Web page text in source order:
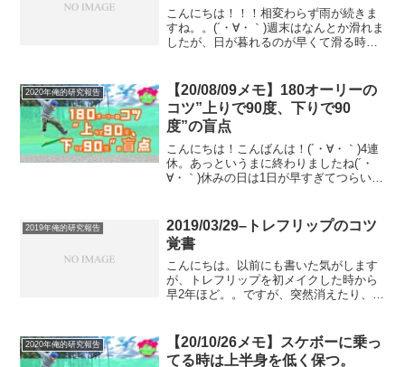
こんにちは！！！相変わらず雨が続きま
すね。。(´・∀・｀)週末はなんとか滑れま
したが、日が暮れるのが早くて滑る時間
れらをちゃんと実行できればスケートボ
ードが上達す...
2020年俺的研究報告
【20/08/09メモ】180オーリーの
コツ”上りで90度、下りで90
度”の盲点
こんにちは！こんばんは！(´・∀・｀)4連
休。あっというまに終わりましたね(´・
∀・｀)休みの日は1日が早すぎてつらいで
ブログｶｷｶｷ中です(´・∀・｀)ってな感...
2019年俺的研究報告
2019/03/29–トレフリップのコツ
覚書
こんにちは。以前にも書いた気がします
が、トレフリップを初メイクした時から
早2年ほど。。ですが、突然消えたり、ま
ず、また消えないかビクビクしながら模
索中でございます。2週間...
2020年俺的研究報告
【20/10/26メモ】スケボーに乗っ
てる時は上半身を低く保つ。